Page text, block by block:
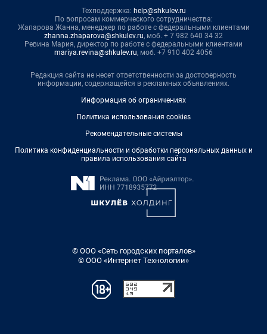
Техподдержка: help@shkulev.ru
По вопросам коммерческого сотрудничества:
Жапарова Жанна, менеджер по работе с федеральными клиентами
zhanna.zhaparova@shkulev.ru, моб. + 7 982 640 34 32
Ревина Мария, директор по работе с федеральными клиентами
mariya.revina@shkulev.ru, моб. +7 910 402 4056
Редакция сайта не несет ответственности за достоверность
информации, содержащейся в рекламных объявлениях.
Информация об ограничениях
Политика использования cookies
Рекомендательные системы
Политика конфиденциальности и обработки персональных данных и
правила использования сайта
© ООО «Сеть городских порталов»
© ООО «Интернет Технологии»